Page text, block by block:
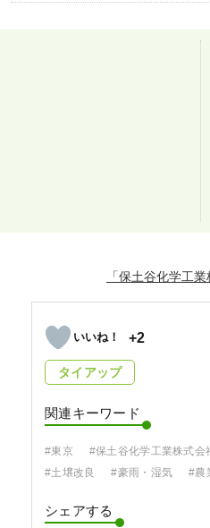
「保土谷化学工業
+2
タイアップ
関連キーワード
#東京 #保土谷化学工業株式会
#土壌改良
#豪雨・湿気 #農
シェアする